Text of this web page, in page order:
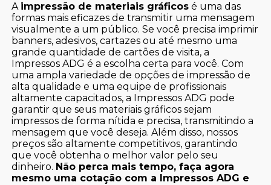
A impressão de materiais gráficos é uma das
formas mais eficazes de transmitir uma mensagem
visualmente a um público. Se você precisa imprimir
banners, adesivos, cartazes ou até mesmo uma
grande quantidade de cartões de visita, a
Impressos ADG é a escolha certa para você. Com
uma ampla variedade de opções de impressão de
alta qualidade e uma equipe de profissionais
altamente capacitados, a Impressos ADG pode
garantir que seus materiais gráficos sejam
impressos de forma nítida e precisa, transmitindo a
mensagem que você deseja. Além disso, nossos
preços são altamente competitivos, garantindo
que você obtenha o melhor valor pelo seu
dinheiro. Não perca mais tempo, faça agora
mesmo uma cotação com a Impressos ADG e